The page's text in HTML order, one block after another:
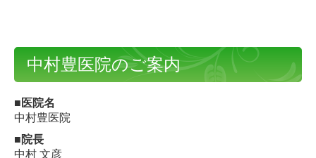
中村豊医院のご案内
■医院名
中村豊医院
■院長
中村 文彦